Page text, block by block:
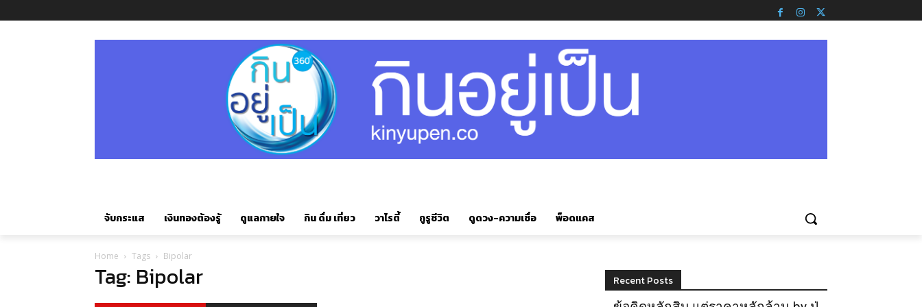
จับกระแส เงินทองต้องรู้ ดูแลกายใจ กิน ดื่ม เที่ยว วาไรตี้ กูรูชีวิต ดูดวง-ความเชื่อ พ็อดแคส
Home Tags Bipolar
Tag: Bipolar Recent Posts